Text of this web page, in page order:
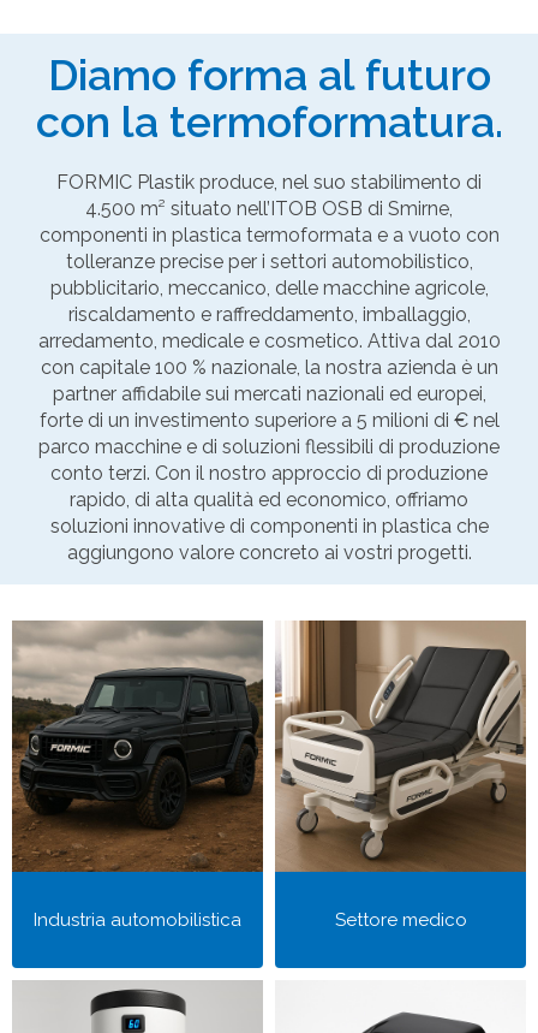
Diamo forma al futuro
con la termoformatura.
FORMIC Plastik produce, nel suo stabilimento di
4.500 m² situato nell’ITOB OSB di Smirne,
componenti in plastica termoformata e a vuoto con
tolleranze precise per i settori automobilistico,
pubblicitario, meccanico, delle macchine agricole,
riscaldamento e raffreddamento, imballaggio,
arredamento, medicale e cosmetico. Attiva dal 2010
con capitale 100 % nazionale, la nostra azienda è un
partner affidabile sui mercati nazionali ed europei,
forte di un investimento superiore a 5 milioni di € nel
parco macchine e di soluzioni flessibili di produzione
conto terzi. Con il nostro approccio di produzione
rapido, di alta qualità ed economico, offriamo
soluzioni innovative di componenti in plastica che
aggiungono valore concreto ai vostri progetti.
Industria automobilistica Settore medico